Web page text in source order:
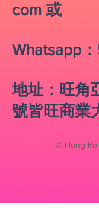
com 或
​Whatsapp
地址：旺角
號皆旺商業
© Hong